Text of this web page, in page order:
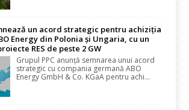
un acord strategic pentru achiziția
Energy din Polonia și Ungaria, cu un
RES de peste 2 GW
Grupul PPC anunță semnarea unui acord
strategic cu compania germană ABO
Energy GmbH & Co. KGaA pentru achi...